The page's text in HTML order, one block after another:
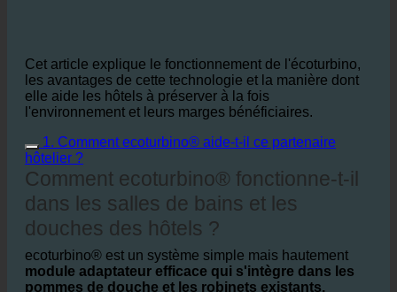
Cet article explique le fonctionnement de l'écoturbino,
les avantages de cette technologie et la manière dont
elle aide les hôtels à préserver à la fois
l'environnement et leurs marges bénéficiaires.
1. Comment ecoturbino® aide-t-il ce partenaire
hôtelier ?
Comment ecoturbino® fonctionne-t-il
dans les salles de bains et les
douches des hôtels ?